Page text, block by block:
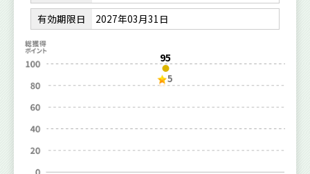
有効期限日
2027年03月31日
95
5